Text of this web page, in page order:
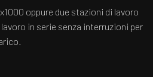
oppure due stazioni di lavoro
in serie senza interruzioni per